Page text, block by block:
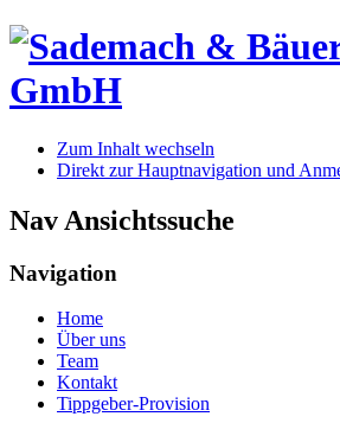
Zum Inhalt wechseln
Direkt zur Hauptnavigation und
Nav Ansichtssuche
Navigation
Home
Über uns
Team
Kontakt
Tippgeber-Provision